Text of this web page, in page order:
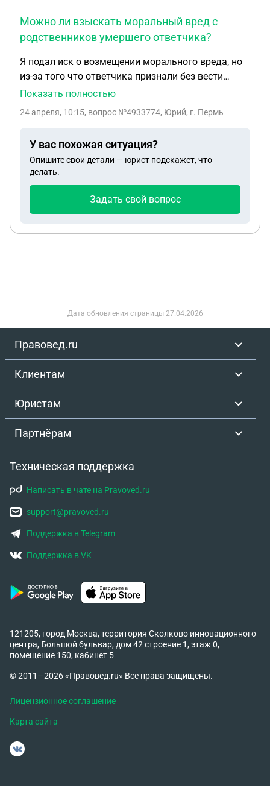
На мой вопрос относительно компенсации
турагент сказал что он может мне предложить
хочу больше с ним связываться. Хотелось бы
получить разъяснения могу ли через суд
потребовать от него компенсацию, а также
моральный вред.. Если есть грамотный адвокат
взыскать через суд.
Можно ли взыскать моральный вред с
родственников умершего ответчика?
Я подал иск о возмещении морального вреда, но
из-за того что ответчика признали без вести
пропавшим иск приостановили. Сегодня мне
умершим. Есть ли возможность взыскать
Показать полностью
24 апреля, 10:15, вопрос №4933774, Юрий, г. Пермь
У вас похожая ситуация?
Опишите свои детали — юрист подскажет, что
делать.
Задать свой вопрос
Дата обновления страницы 27.04.2026
Правовед.ru
Клиентам
Юристам
Партнёрам
Техническая поддержка
Написать в чате на Pravoved.ru
support@pravoved.ru
Поддержка в Telegram
Поддержка в VK
121205, город Москва, территория Сколково инновационного
центра, Большой бульвар, дом 42 строение 1, этаж 0,
помещение 150, кабинет 5
© 2011—2026 «Правовед.ru» Все права защищены.
Лицензионное соглашение
Карта сайта